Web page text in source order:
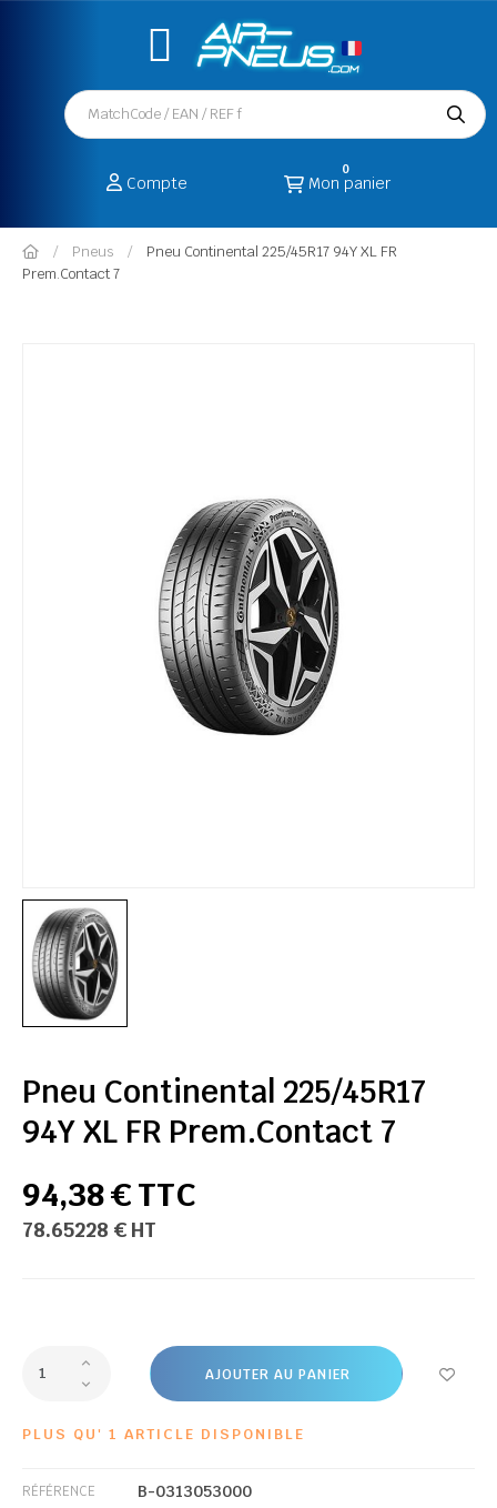
Compte Mon panier
0
Pneus
Pneu Continental 225/45R17 94Y XL FR
Prem.Contact 7
Pneu Continental 225/45R17
94Y XL FR Prem.Contact 7
94,38 € TTC
78.65228 € HT
AJOUTER AU PANIER
PLUS QU' 1 ARTICLE DISPONIBLE
RÉFÉRENCE B-0313053000